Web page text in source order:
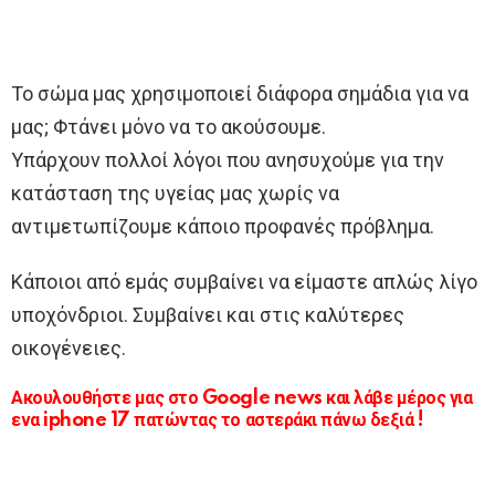
Το σώμα μας χρησιμοποιεί διάφορα σημάδια για να
μας; Φτάνει μόνο να το ακούσουμε.
Υπάρχουν πολλοί λόγοι που ανησυχούμε για την
κατάσταση της υγείας μας χωρίς να
αντιμετωπίζουμε κάποιο προφανές πρόβλημα.
Κάποιοι από εμάς συμβαίνει να είμαστε απλώς λίγο
υποχόνδριοι. Συμβαίνει και στις καλύτερες
οικογένειες.
Ακουλουθήστε μας στο Google news και λάβε μέρος για
ενα iphone 17 πατώντας το αστεράκι πάνω δεξιά !